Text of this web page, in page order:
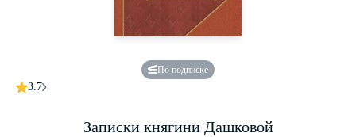
По подписке
3.7
Записки княгини Дашковой